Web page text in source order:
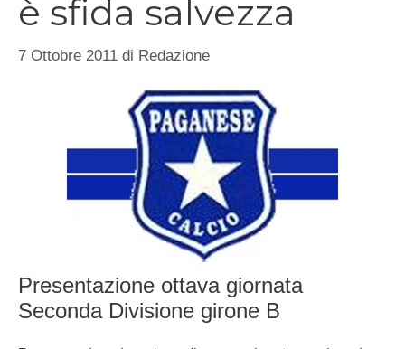
è sfida salvezza
7 Ottobre 2011 di Redazione
Presentazione ottava giornata
Seconda Divisione girone B